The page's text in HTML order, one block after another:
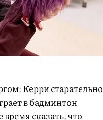
Керри старательно
в бадминтон
сказать, что